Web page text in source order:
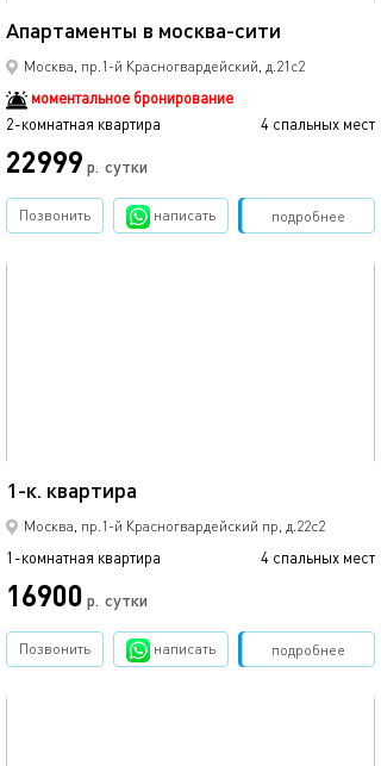
Апартаменты в москва-сити
Москва, пр.1-й Красногвардейский, д.21с2
моментальное бронирование
2-комнатная квартира
4 спальных мест
22999 р. сутки
подробнее
Позвонить написать Забронировать
1-к. квартира
Москва, пр.1-й Красногвардейский пр, д.22с2
1-комнатная квартира 4 спальных мест
16900 р. сутки
подробнее
Позвонить написать Забронировать